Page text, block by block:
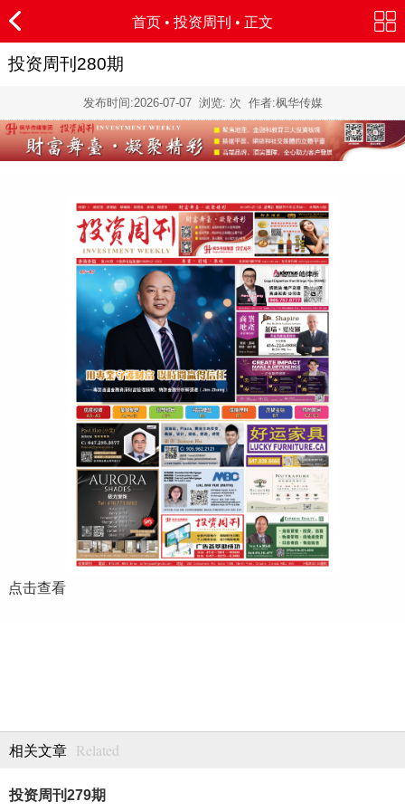
首页 • 投资周刊 • 正文
投资周刊280期
发布时间:2026-07-07浏览: 次 作者:枫华传媒
点击查看
相关文章 Related
投资周刊279期